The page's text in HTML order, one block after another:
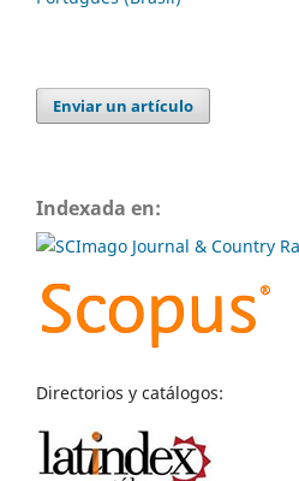
Enviar un artículo
Indexada en:
Directorios y catálogos: